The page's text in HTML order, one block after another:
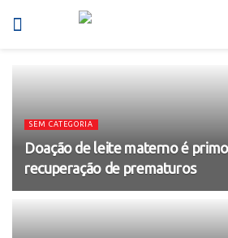
SEM CATEGORIA
Doação de leite materno é
recuperação de prematuros